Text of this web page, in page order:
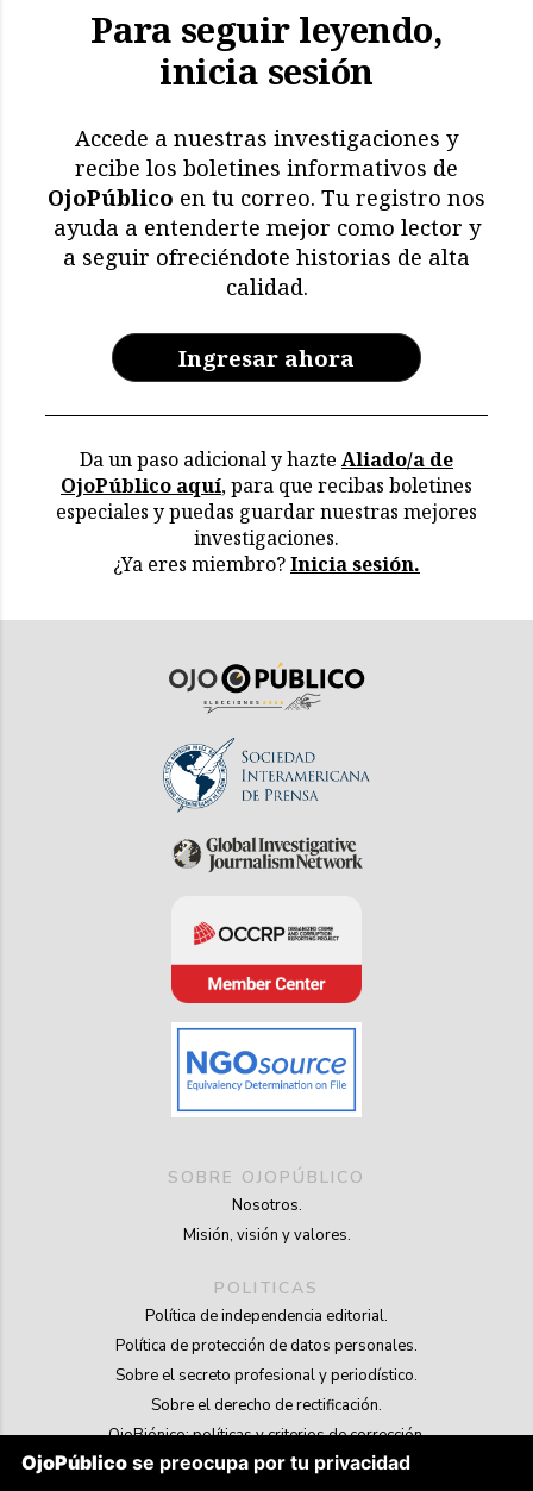
Para seguir leyendo,
inicia sesión
Accede a nuestras investigaciones y
recibe los boletines informativos de
OjoPúblico en tu correo. Tu registro nos
ayuda a entenderte mejor como lector y
a seguir ofreciéndote historias de alta
calidad.
Ingresar ahora
Da un paso adicional y hazte Aliado/a de
OjoPúblico aquí, para que recibas boletines
especiales y puedas guardar nuestras mejores
investigaciones.
¿Ya eres miembro?Inicia sesión.
SOBRE OJOPÚBLICO
Nosotros.
Misión, visión y valores.
POLITICAS
Política de independencia editorial.
Política de protección de datos personales.
Sobre el secreto profesional y periodístico.
Sobre el derecho de rectificación.
OjoBiónico: políticas y criterios de corrección.
Sobre libertad de información frente a pedidos de retiro de contenidos.
OjoPúblico se preocupa por tu privacidad